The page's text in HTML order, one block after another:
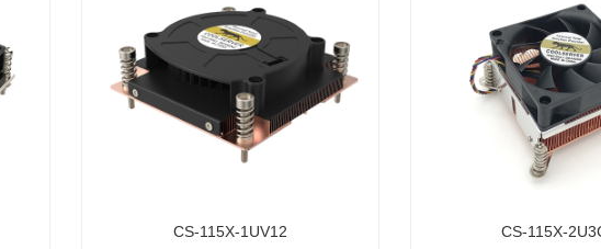
CS-115X-1UV12 CS-115X-